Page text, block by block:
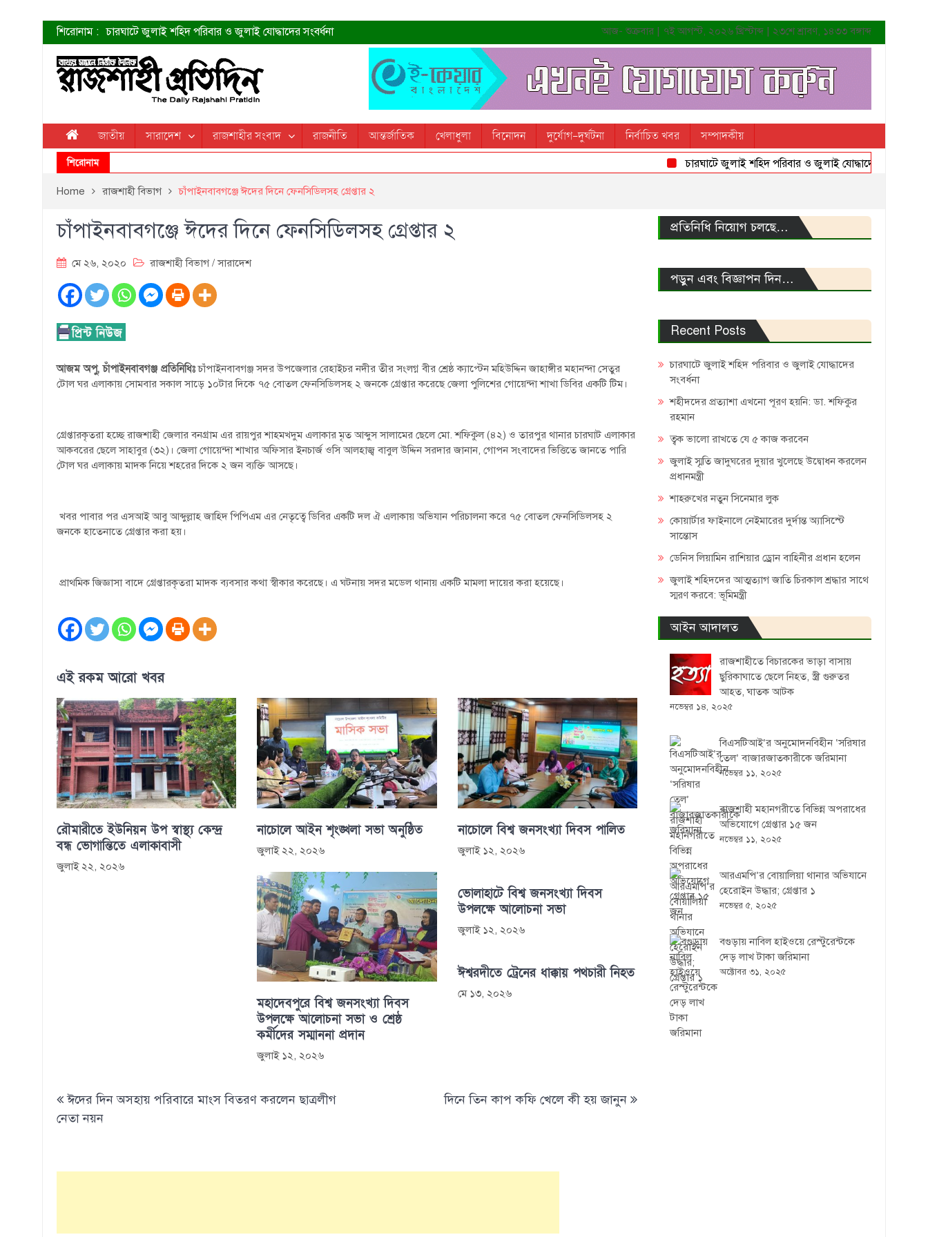
শিরোনাম : চারঘাটে জুলাই শহিদ পরিবার ও জুলাই যোদ্ধাদের সংবর্ধনা
শহীদদের প্রত্যাশা এখনো পূরণ হয়নি: ডা. শফিকুর রহমান
ত্বক ভালো রাখতে যে ৫ কাজ করবেন
জুলাই স্মৃতি জাদুঘরের দুয়ার খুলেছে উদ্বোধন করলেন প্রধানমন্ত্রী
শাহরুখের নতুন সিনেমার লুক
কোয়ার্টার ফাইনালে নেইমারের দুর্দান্ত অ্যাসিস্টে সান্তোস
ডেনিস লিয়ামিন রাশিয়ার ড্রোন বাহিনীর প্রধান হলেন
জুলাই শহিদদের আত্মত্যাগ জাতি চিরকাল শ্রদ্ধার সাথে স্মরণ করবে: ভূমিমন্ত্রী
আজ- শুক্রবার | ৭ই আগস্ট, ২০২৬ খ্রিস্টাব্দ | ২৩শে শ্রাবণ, ১৪৩৩ বঙ্গাব্দ
জাতীয় সারাদেশ রাজশাহীর সংবাদ রাজনীতি আন্তর্জাতিক খেলাধুলা বিনোদন দুর্যোগ-দুর্ঘটনা নির্বাচিত খবর সম্পাদকীয়
শিরোনাম চারঘাটে জুলাই শহিদ পরিবার ও জুলাই যোদ্ধাদের সংবর্ধনা
Home রাজশাহী বিভাগ চাঁপাইনবাবগঞ্জে ঈদের দিনে ফেনসিডিলসহ গ্রেপ্তার ২
চাঁপাইনবাবগঞ্জে ঈদের দিনে ফেনসিডিলসহ গ্রেপ্তার ২
মে ২৬, ২০২০ রাজশাহী বিভাগ/সারাদেশ
আজম অপু, চাঁপাইনবাবগঞ্জ প্রতিনিধিঃচাঁপাইনবাবগঞ্জ সদর উপজেলার রেহাইচর নদীর তীর সংলগ্ন বীর শ্রেষ্ঠ ক্যাপ্টেন মহিউদ্দিন জাহাঙ্গীর মহানন্দা সেতুর
টোল ঘর এলাকায় সোমবার সকাল সাড়ে ১০টার দিকে ৭৫ বোতল ফেনসিডিলসহ ২ জনকে গ্রেপ্তার করেছে জেলা পুলিশের গোয়েন্দা শাখা ডিবির একটি টিম।
গ্রেপ্তারকৃতরা হচ্ছে রাজশাহী জেলার বনগ্রাম এর রায়পুর শাহমখদুম এলাকার মৃত আব্দুস সালামের ছেলে মো. শফিকুল (৪২) ও তারপুর থানার চারঘাট এলাকার
আকবরের ছেলে সাহাবুর (৩২)। জেলা গোয়েন্দা শাখার অফিসার ইনচার্জ ওসি আলহাজ্ব বাবুল উদ্দিন সরদার জানান, গোপন সংবাদের ভিত্তিতে জানতে পারি
টোল ঘর এলাকায় মাদক নিয়ে শহরের দিকে ২ জন ব্যক্তি আসছে।
খবর পাবার পর এসআই আবু আব্দুল্লাহ জাহিদ পিপিএম এর নেতৃত্বে ডিবির একটি দল ঐ এলাকায় অভিযান পরিচালনা করে ৭৫ বোতল ফেনসিডিলসহ ২
জনকে হাতেনাতে গ্রেপ্তার করা হয়।
প্রাথমিক জিজ্ঞাসা বাদে গ্রেপ্তারকৃতরা মাদক ব্যবসার কথা স্বীকার করেছে। এ ঘটনায় সদর মডেল থানায় একটি মামলা দায়ের করা হয়েছে।
এই রকম আরো খবর
রৌমারীতে ইউনিয়ন উপ স্বাস্থ্য কেন্দ্র
বন্ধ ভোগান্তিতে এলাকাবাসী
জুলাই ২২, ২০২৬
নাচোলে আইন শৃংঙ্খলা সভা অনুষ্ঠিত
জুলাই ২২, ২০২৬
নাচোলে বিশ্ব জনসংখ্যা দিবস পালিত
জুলাই ১২, ২০২৬
মহাদেবপুরে বিশ্ব জনসংখ্যা দিবস
উপলক্ষে আলোচনা সভা ও শ্রেষ্ঠ
কর্মীদের সম্মাননা প্রদান
জুলাই ১২, ২০২৬
ভোলাহাটে বিশ্ব জনসংখ্যা দিবস
উপলক্ষে আলোচনা সভা
জুলাই ১২, ২০২৬
ঈশ্বরদীতে ট্রেনের ধাক্কায় পথচারী নিহত
মে ১৩, ২০২৬
navigation
ঈদের দিন অসহায় পরিবারে মাংস বিতরণ করলেন ছাত্রলীগ
নেতা নয়ন
দিনে তিন কাপ কফি খেলে কী হয় জানুন
প্রতিনিধি নিয়োগ চলছে…
পড়ুন এবং বিজ্ঞাপন দিন…
Recent Posts
চারঘাটে জুলাই শহিদ পরিবার ও জুলাই যোদ্ধাদের
সংবর্ধনা
শহীদদের প্রত্যাশা এখনো পূরণ হয়নি: ডা. শফিকুর
রহমান
ত্বক ভালো রাখতে যে ৫ কাজ করবেন
জুলাই স্মৃতি জাদুঘরের দুয়ার খুলেছে উদ্বোধন করলেন
প্রধানমন্ত্রী
শাহরুখের নতুন সিনেমার লুক
কোয়ার্টার ফাইনালে নেইমারের দুর্দান্ত অ্যাসিস্টে
সান্তোস
ডেনিস লিয়ামিন রাশিয়ার ড্রোন বাহিনীর প্রধান হলেন
জুলাই শহিদদের আত্মত্যাগ জাতি চিরকাল শ্রদ্ধার সাথে
স্মরণ করবে: ভূমিমন্ত্রী
আইন আদালত
রাজশাহীতে বিচারকের ভাড়া বাসায়
ছুরিকাঘাতে ছেলে নিহত, স্ত্রী গুরুতর
আহত, ঘাতক আটক
নভেম্বর ১৪, ২০২৫
বিএসটিআই’র অনুমোদনবিহীন ‘সরিষার
তেল’ বাজারজাতকারীকে জরিমানা
নভেম্বর ১১, ২০২৫
রাজশাহী মহানগরীতে বিভিন্ন অপরাধের
অভিযোগে গ্রেপ্তার ১৫ জন
নভেম্বর ১১, ২০২৫
আরএমপি’র বোয়ালিয়া থানার অভিযানে
হেরোইন উদ্ধার; গ্রেপ্তার ১
নভেম্বর ৫, ২০২৫
বগুড়ায় নাবিল হাইওয়ে রেস্টুরেন্টকে
দেড় লাখ টাকা জরিমানা
অক্টোবর ৩১, ২০২৫